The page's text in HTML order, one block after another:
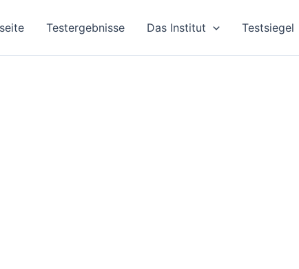
Testergebnisse Das Institut Testsiegel